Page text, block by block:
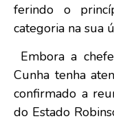
ferindo o
categoria na sua
Embora a
Cunha tenha
confirmado a
do Estado